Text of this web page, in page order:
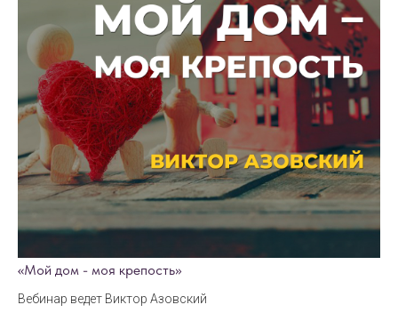
«Мой дом - моя крепость»
Вебинар ведет Виктор Азовский